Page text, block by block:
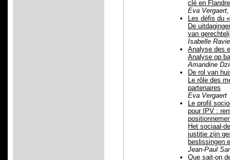
clé en Flandre
Eva
Les défis du
De
van
Isabelle
Analyse des
Analyse op
Amandine
De rol van
Le rôle des
partenaires
Eva Vergaert
Le profil
pour IPV :
Het sociaal-
justitie zijn
beslissingen
Jean-Paul
Que sait-on